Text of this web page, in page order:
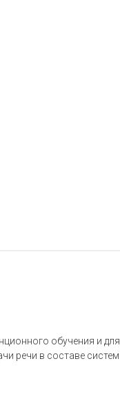
обучения и для
речи в составе систем